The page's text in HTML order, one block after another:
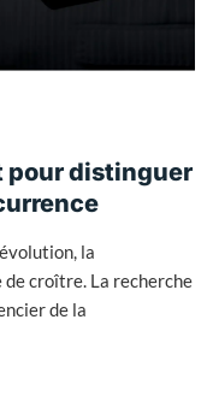
pour distinguer
la
croître. La recherche
de la